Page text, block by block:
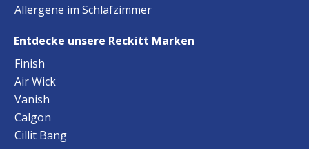
Allergene im Schlafzimmer
Entdecke unsere Reckitt Marken
Finish
Air Wick
Vanish
Calgon
Cillit Bang